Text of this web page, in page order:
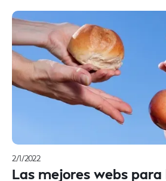
2/1/2022
Las mejores webs para